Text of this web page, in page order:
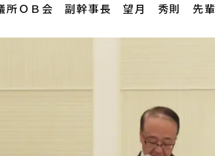
所ＯＢ会 副幹事長 望月 秀則 先輩